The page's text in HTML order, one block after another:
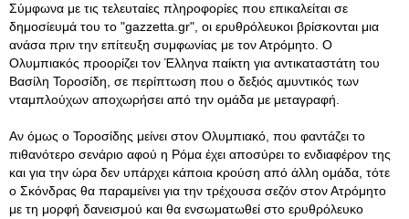
Σύμφωνα με τις τελευταίες πληροφορίες που επικαλείται σε
δημοσίευμά του το "gazzetta.gr", οι ερυθρόλευκοι βρίσκονται μια
ανάσα πριν την επίτευξη συμφωνίας με τον Ατρόμητο. Ο
Ολυμπιακός προορίζει τον Έλληνα παίκτη για αντικαταστάτη του
Βασίλη Τοροσίδη, σε περίπτωση που ο δεξιός αμυντικός των
νταμπλούχων αποχωρήσει από την ομάδα με μεταγραφή.
Αν όμως ο Τοροσίδης μείνει στον Ολυμπιακό, που φαντάζει το
πιθανότερο σενάριο αφού η Ρόμα έχει αποσύρει το ενδιαφέρον της
και για την ώρα δεν υπάρχει κάποια κρούση από άλλη ομάδα, τότε
ο Σκόνδρας θα παραμείνει για την τρέχουσα σεζόν στον Ατρόμητο
με τη μορφή δανεισμού και θα ενσωματωθεί στο ερυθρόλευκο